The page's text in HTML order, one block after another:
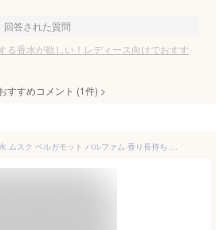
回答された質問
る香水が欲しい！レディース向けでおすす
すすめコメント (1件) >
Grace Mystique 練り香水 ムスク ベルガモット パルファム 香り長持ち メンズ 香水 (1個)